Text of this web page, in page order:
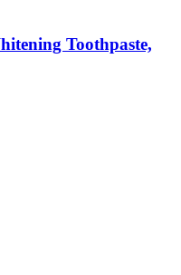
Toothpaste,